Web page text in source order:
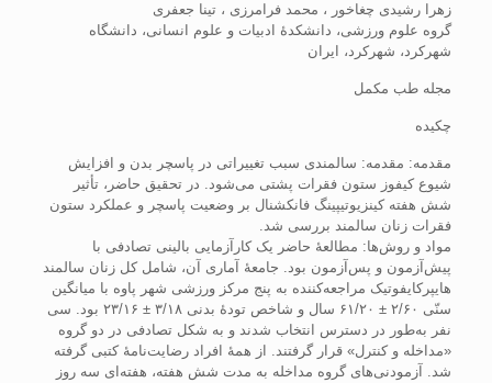
زهرا رشیدی چغاخور ، محمد فرامرزی ، تینا جعفری
گروه علوم ورزشی، دانشکدۀ ادبیات و علوم انسانی، دانشگاه
شهرکرد، شهرکرد، ایران
مجله طب مکمل
چکیده
مقدمه: مقدمه: سالمندی سبب تغییراتی در پاسچر بدن و افزایش
شیوع کیفوز ستون فقرات پشتی می‌شود. در تحقیق حاضر، تأثیر
شش هفته کینزیوتیپینگ فانکشنال بر وضعیت پاسچر و عملکرد ستون
فقرات زنان سالمند بررسی شد.
مواد و روش‌ها: مطالعۀ حاضر یک کارآزمایی بالینی تصادفی با
پیش‌آزمون و پس‌آزمون بود. جامعۀ آماری آن، شامل کل زنان سالمند
هایپرکایفوتیک مراجعه‌کننده به پنج مرکز ورزشی شهر پاوه با میانگین
سنّی ۲/۶۰ ± ۶۱/۲۰ سال و شاخص تودۀ بدنی ۳/۱۸ ± ۲۳/۱۶ بود. سی
نفر به‌طور در دسترس انتخاب شدند و به شکل تصادفی در دو گروه
«مداخله و کنترل» قرار گرفتند. از همۀ افراد رضایت‌نامۀ کتبی گرفته
شد. آزمودنی‌های گروه مداخله به مدت شش هفته، هفته‌ای سه روز